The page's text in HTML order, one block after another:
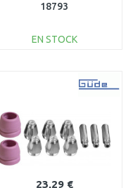
18793
EN STOCK
23,29 €